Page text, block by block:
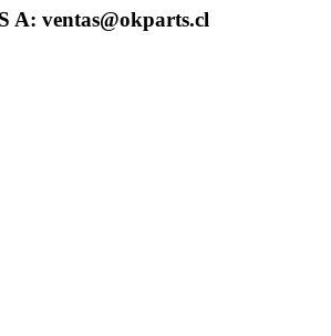
A: ventas@okparts.cl